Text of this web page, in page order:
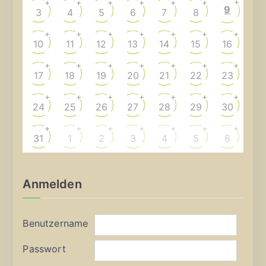
3
+
4
+
5
+
6
+
7
+
8
+
9
10
+
11
+
12
+
13
+
14
+
15
+
16
+
17
+
18
+
19
+
20
+
21
+
22
+
23
+
24
+
25
+
26
+
27
+
28
+
29
+
30
+
31
+
1
+
2
+
3
+
4
+
5
+
6
+
Anmelden
Benutzername
Passwort